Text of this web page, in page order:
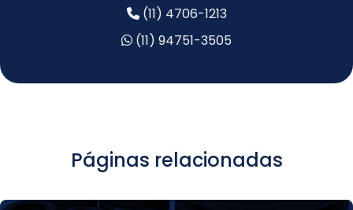
(11) 4706-1213
(11) 94751-3505
Páginas relacionadas